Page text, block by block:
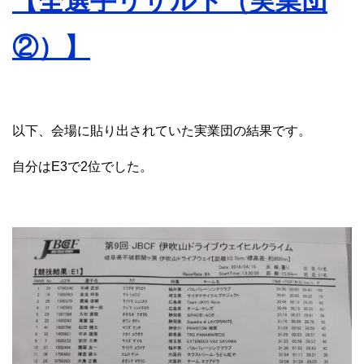
②）】
以下、会場に貼り出されていた実業団の結果です。
自分はE3で2位でした。